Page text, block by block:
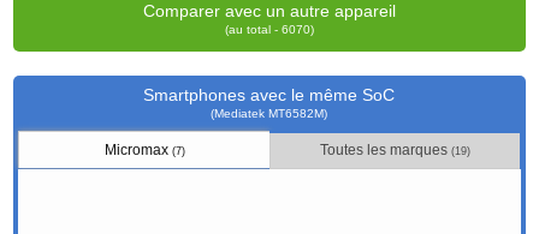
Comparer avec un autre appareil
(au total - 6070)
Smartphones avec le même SoC
(Mediatek MT6582M)
Micromax (7) Toutes les marques(19)